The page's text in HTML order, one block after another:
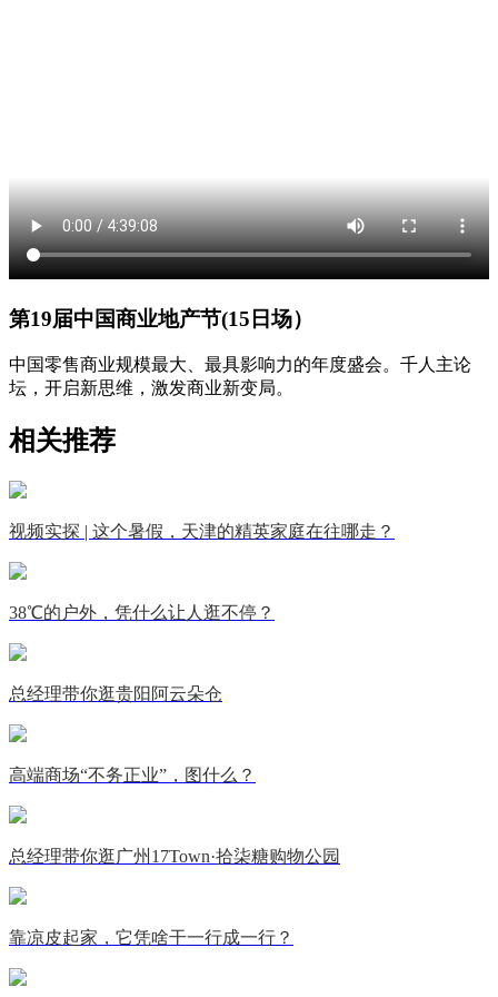
第19届中国商业地产节(15日场）
中国零售商业规模最大、最具影响力的年度盛会。千人主论
坛，开启新思维，激发商业新变局。
相关推荐
视频实探 | 这个暑假，天津的精英家庭在往哪走？
38℃的户外，凭什么让人逛不停？
总经理带你逛贵阳阿云朵仓
高端商场“不务正业”，图什么？
总经理带你逛广州17Town·拾柒糖购物公园
靠凉皮起家，它凭啥干一行成一行？